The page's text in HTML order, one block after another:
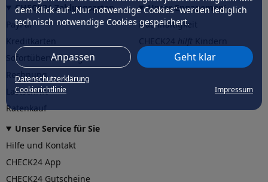
dem Klick auf „Nur notwendige Cookies” werden lediglich
technisch notwendige Cookies gespeichert.
Anpassen Geht klar
Datenschutzerklärung
Cookierichtlinie
Impressum
CHECK24 Zahlungsarten
PayPal
Sofortüberweisung
Rechnung
Lastschrift
Ratenkauf
Unser Engagement
Nachhaltigkeit
CHECK24hilftder Natur
Unser Service für Sie
Hilfe und Kontakt
CHECK24 App
CHECK24 Gutscheine